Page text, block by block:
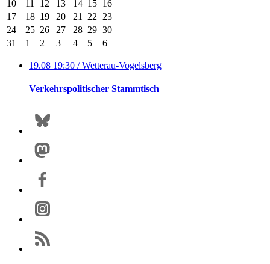
10
11 12 13 14 15 16
17
18 19 20 21 22
23
24
25 26 27 28 29 30
31
1 2 3 4 5 6
19.08 19:30 / Wetterau-Vogelsberg
Verkehrspolitischer Stammtisch